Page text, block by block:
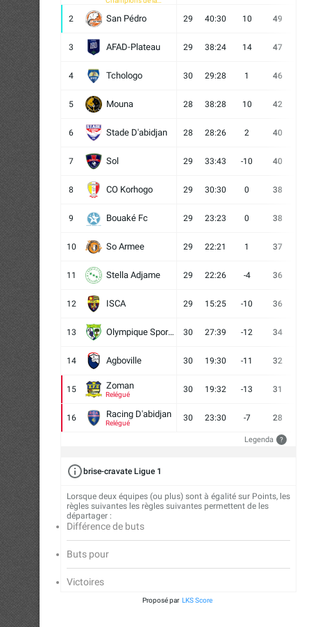
2 San Pédro 29 40:30 10 49
3 AFAD-Plateau 29 38:24 14 47
4 Tchologo 30 29:28 1 46
5 Mouna 28 38:28 10 42
6 Stade D'abidjan 28 28:26 2 40
7 Sol 29 33:43 -10 40
8 CO Korhogo 29 30:30 0 38
9 Bouaké Fc 29 23:23 0 38
10 So Armee 29 22:21 1 37
11 Stella Adjame 29 22:26 -4 36
12 ISCA 29 15:25 -10 36
13 Olympique Sport d'Abobo FC 30 27:39 -12 34
14 Agboville 30 19:30 -11 32
15 Zoman
Relégué
30 19:32 -13 31
16 Racing D'abidjan
Relégué
30 23:30 -7 28
Legenda ?
brise-cravate Ligue 1
Lorsque deux équipes (ou plus) sont à égalité sur Points, les
règles suivantes les règles suivantes permettent de les
départager :
Différence de buts
Buts pour
Victoires
Proposé par LKS Score